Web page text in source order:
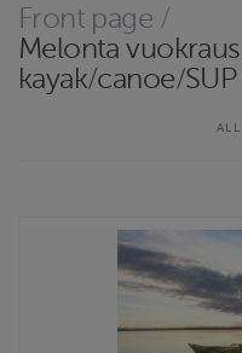
Front page /
Melonta
kayak/canoe/SUP